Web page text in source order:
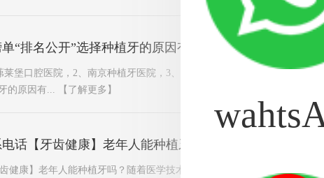
“排名公开”选择种植牙的原因有哪些
堡口腔医院，2、南京种植牙医院，3、南京种植牙专科医院。医院资讯
的原因有...
【了解更多】
话【牙齿健康】老年人能种植牙吗？
健康】老年人能种植牙吗？随着医学技术的不断进步，种植牙已成为一种